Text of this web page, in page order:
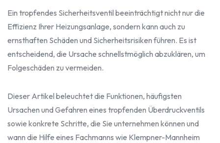
Ein tropfendes Sicherheitsventil beeinträchtigt nicht nur die
Effizienz Ihrer Heizungsanlage, sondern kann auch zu
ernsthaften Schäden und Sicherheitsrisiken führen. Es ist
entscheidend, die Ursache schnellstmöglich abzuklären, um
Folgeschäden zu vermeiden.
Dieser Artikel beleuchtet die Funktionen, häufigsten
Ursachen und Gefahren eines tropfenden Überdruckventils
sowie konkrete Schritte, die Sie unternehmen können und
wann die Hilfe eines Fachmanns wie Klempner-Mannheim